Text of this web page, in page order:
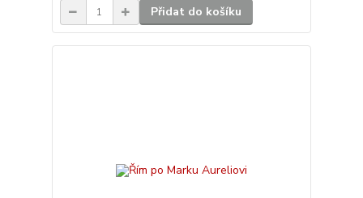
Přidat do košíku